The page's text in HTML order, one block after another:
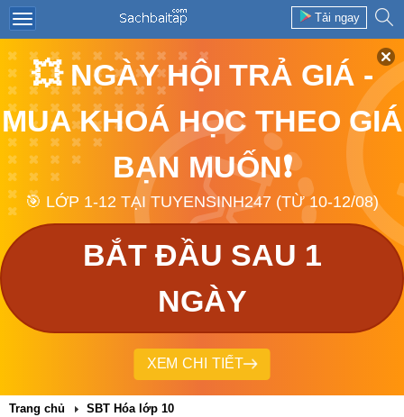
Tải ngay
💥 NGÀY HỘI TRẢ GIÁ -
MUA KHOÁ HỌC THEO GIÁ
BẠN MUỐN❗
🎯 LỚP 1-12 TẠI TUYENSINH247 (TỪ 10-12/08)
BẮT ĐẦU SAU 1
NGÀY
XEM CHI TIẾT
Trang chủ SBT Hóa lớp 10